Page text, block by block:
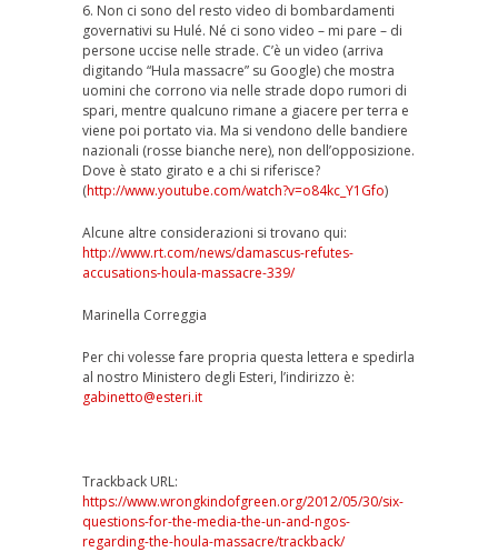
6. Non ci sono del resto video di bombardamenti
governativi su Hulé. Né ci sono video – mi pare – di
persone uccise nelle strade. C’è un video (arriva
digitando “Hula massacre” su Google) che mostra
uomini che corrono via nelle strade dopo rumori di
spari, mentre qualcuno rimane a giacere per terra e
viene poi portato via. Ma si vendono delle bandiere
nazionali (rosse bianche nere), non dell’opposizione.
Dove è stato girato e a chi si riferisce?
(http://www.youtube.com/watch?v=o84kc_Y1Gfo)
Alcune altre considerazioni si trovano qui:
http://www.rt.com/news/damascus-refutes-
accusations-houla-massacre-339/
Marinella Correggia
Per chi volesse fare propria questa lettera e spedirla
al nostro Ministero degli Esteri, l’indirizzo è:
gabinetto@esteri.it
Trackback URL:
https://www.wrongkindofgreen.org/2012/05/30/six-
questions-for-the-media-the-un-and-ngos-
regarding-the-houla-massacre/trackback/